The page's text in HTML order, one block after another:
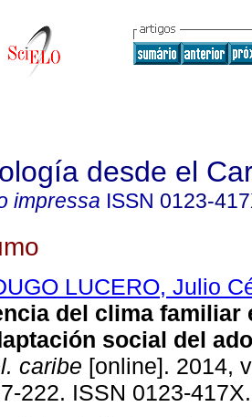
desde el
impressa ISSN 0123-
LUCERO, Julio
del clima familiar
social del
caribe [online]. 2014,
222. ISSN 0123-417X.